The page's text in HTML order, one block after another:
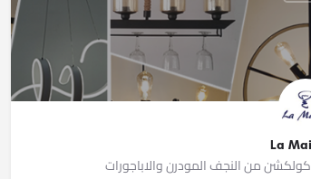
La
كولكشن من النجف المودرن والاباجورات